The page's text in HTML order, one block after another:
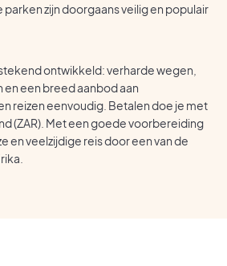
zijn doorgaans veilig en populair
ontwikkeld: verharde wegen,
een breed aanbod aan
reizen eenvoudig. Betalen doe je met
(ZAR). Met een goede voorbereiding
en veelzijdige reis door een van de